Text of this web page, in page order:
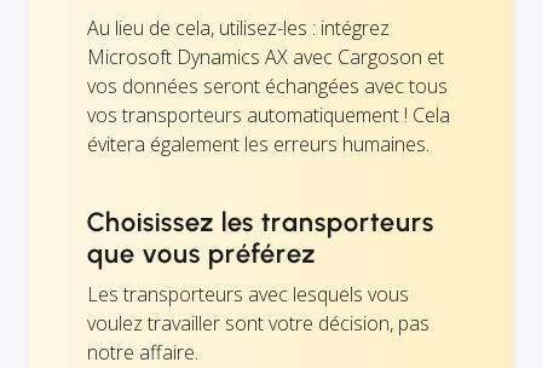
Au lieu de cela, utilisez-les : intégrez
Microsoft Dynamics AX avec Cargoson et
vos données seront échangées avec tous
vos transporteurs automatiquement ! Cela
évitera également les erreurs humaines.
Choisissez les transporteurs
que vous préférez
Les transporteurs avec lesquels vous
voulez travailler sont votre décision, pas
notre affaire.